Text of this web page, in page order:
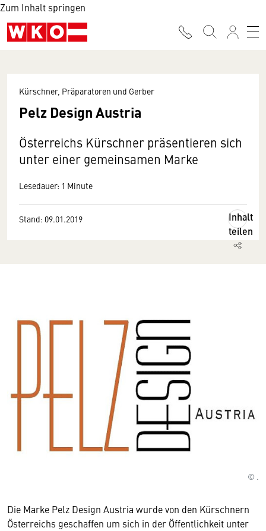
Zum Inhalt springen
Kürschner, Präparatoren und Gerber
Pelz Design Austria
Österreichs Kürschner präsentieren sich
unter einer gemeinsamen Marke
Lesedauer: 1 Minute
Stand: 09.01.2019
Inhalt
teilen
© .
Die Marke Pelz Design Austria wurde von den Kürschnern
Österreichs geschaffen um sich in der Öffentlichkeit unter